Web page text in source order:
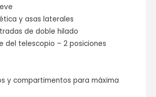
y asas laterales
de doble hilado
del telescopio – 2 posiciones
y compartimentos para máxima